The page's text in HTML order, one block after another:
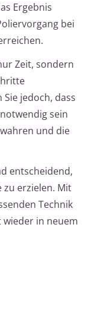
Ergebnis
bei
Zeit, sondern
jedoch, dass
sein
und die
entscheidend,
zu erzielen. Mit
Technik
in neuem